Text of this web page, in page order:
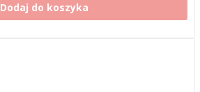
Dodaj do koszyka